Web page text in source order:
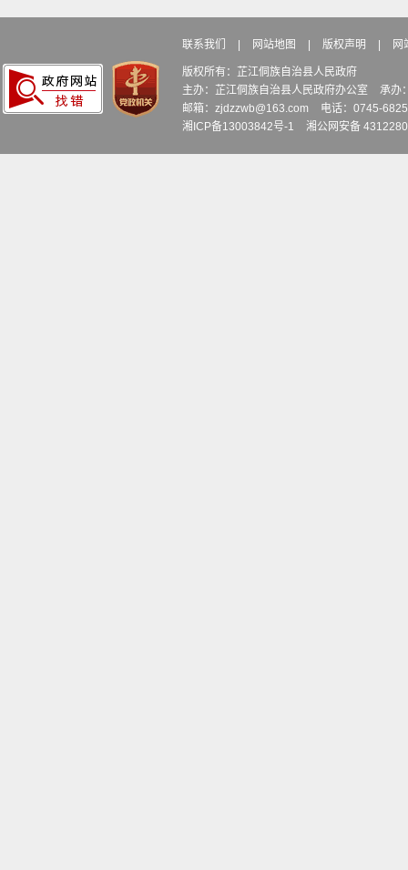
联系我们 网站地图 版权声明 网
版权所有：芷江侗族自治县人民政府
主办：芷江侗族自治县人民政府办公室
承办
邮箱：zjdzzwb@163.com
电话：0745-
湘ICP备13003842号-1
湘公网安备